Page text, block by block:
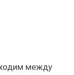
между